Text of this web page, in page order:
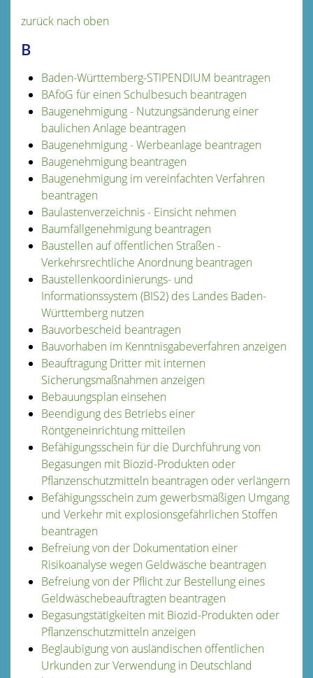
zurück nach oben
B
Baden-Württemberg-STIPENDIUM beantragen
BAföG für einen Schulbesuch beantragen
Baugenehmigung - Nutzungsänderung einer
baulichen Anlage beantragen
Baugenehmigung - Werbeanlage beantragen
Baugenehmigung beantragen
Baugenehmigung im vereinfachten Verfahren
beantragen
Baulastenverzeichnis - Einsicht nehmen
Baumfällgenehmigung beantragen
Baustellen auf öffentlichen Straßen -
Verkehrsrechtliche Anordnung beantragen
Baustellenkoordinierungs- und
Informationssystem (BIS2) des Landes Baden-
Württemberg nutzen
Bauvorbescheid beantragen
Bauvorhaben im Kenntnisgabeverfahren anzeigen
Beauftragung Dritter mit internen
Sicherungsmaßnahmen anzeigen
Bebauungsplan einsehen
Beendigung des Betriebs einer
Röntgeneinrichtung mitteilen
Befähigungsschein für die Durchführung von
Begasungen mit Biozid-Produkten oder
Pflanzenschutzmitteln beantragen oder verlängern
Befähigungsschein zum gewerbsmäßigen Umgang
und Verkehr mit explosionsgefährlichen Stoffen
beantragen
Befreiung von der Dokumentation einer
Risikoanalyse wegen Geldwäsche beantragen
Befreiung von der Pflicht zur Bestellung eines
Geldwäschebeauftragten beantragen
Begasungstätigkeiten mit Biozid-Produkten oder
Pflanzenschutzmitteln anzeigen
Beglaubigung von ausländischen öffentlichen
Urkunden zur Verwendung in Deutschland